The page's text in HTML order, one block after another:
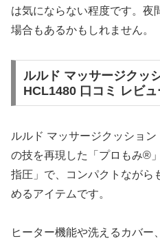
は気にならない程度です。夜
場合もあるかもしれません。
P
T
:
ルルド マッサージクッ
HCL1480 口コミ レビ
ルルド マッサージクッショ
の技を再現した「プロもみ®
指圧」で、コンパクトながら
めるアイテムです。
ヒーター機能や洗えるカバー